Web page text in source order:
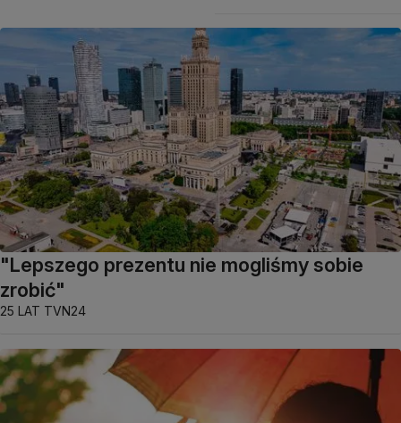
"Lepszego prezentu nie mogliśmy sobie
zrobić"
25 LAT TVN24